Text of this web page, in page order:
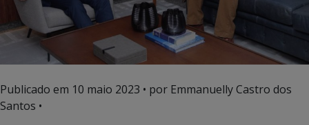
Publicado em 10 maio 2023 • por Emmanuelly Castro dos
Santos •